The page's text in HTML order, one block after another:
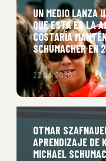
UN MEDIO LANZA
QUE ESTA ES LA
COSTARÍA
SCHUMACHER EN
22 Jul 2026
OTMAR
APRENDIZAJE DE
MICHAEL